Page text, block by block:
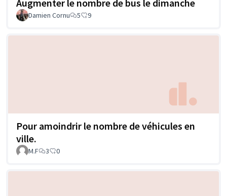
Augmenter le nombre de bus le dimanche
Damien Cornu 5 9
Pour amoindrir le nombre de véhicules en
ville.
M.F 3 0